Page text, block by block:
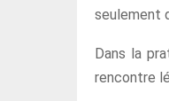
seulement
Dans la
rencontre